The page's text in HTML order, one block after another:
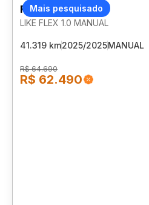
Mais pesquisado
FIAT MOBI
LIKE FLEX 1.0 MANUAL
41.319 km2025/2025MANUAL
R$ 64.690
R$ 62.490